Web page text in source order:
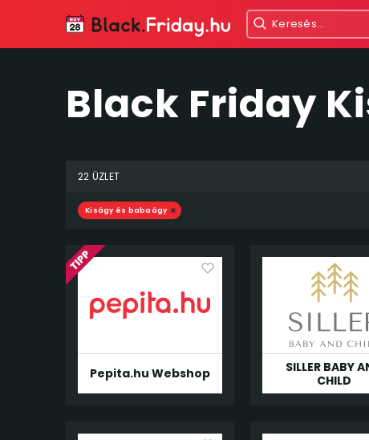
Black Friday
22 ÜZLET
Kiságy és babaágy
Pepita.hu Webshop
SILLER BABY
CHILD